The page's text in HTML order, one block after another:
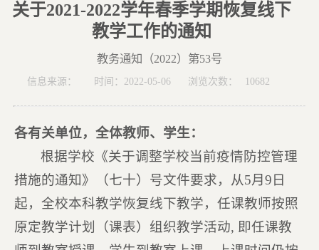
关于2021-2022学年春季学期恢复线下
教学工作的通知
教务通知（2022）第53号
信息来源： 时间：2022-05-06 浏览次数： 10682
各有关单位，全体教师、学生：
根据学校《关于调整学校当前疫情防控管理
措施的通知》（七十）号文件要求，从5月9日
起，全校本科教学恢复线下教学，任课教师按照
原定教学计划（课表）组织教学活动, 即任课教